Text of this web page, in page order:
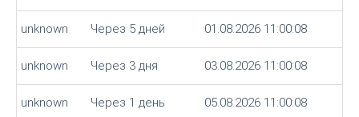
unknown Через 5 дней 01.08.2026 11:00:08
unknown Через 3 дня 03.08.2026 11:00:08
unknown Через 1 день 05.08.2026 11:00:08